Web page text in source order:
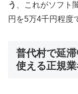
う
、これがソフ
円を5万4千円程度
普代村で延
使える正規業